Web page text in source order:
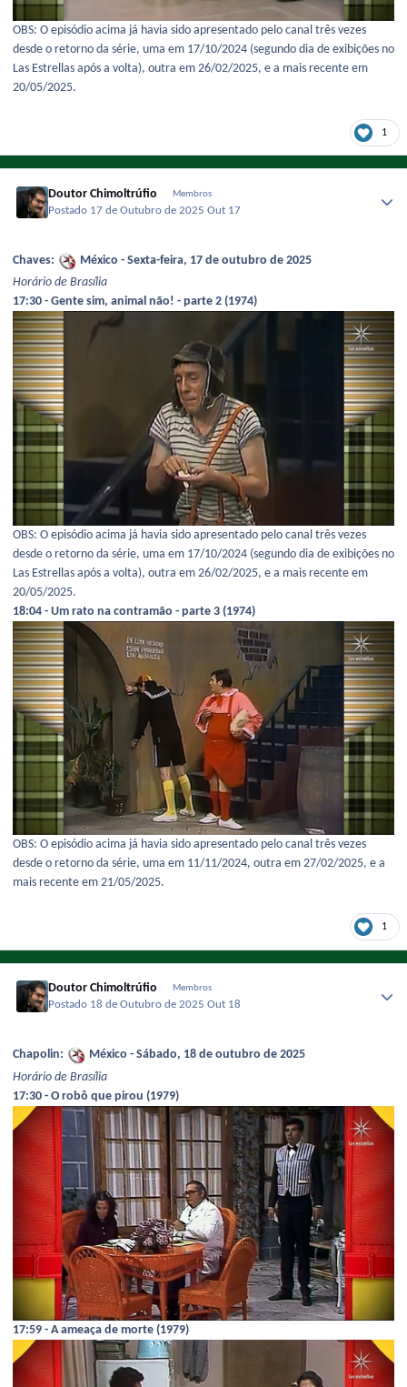
OBS: O episódio acima já havia sido apresentado pelo canal três vezes
desde o retorno da série, uma em 17/10/2024 (segundo dia de exibições no
Las Estrellas após a volta), outra em 26/02/2025, e a mais recente em
20/05/2025.
1
Doutor Chimoltrúfio Membros
Postado 17 de Outubro de 2025Out 17
Chaves:
México - Sexta-feira, 17 de outubro de 2025
Horário de Brasília
17:30 - Gente sim, animal não! - parte 2 (1974)
OBS: O episódio acima já havia sido apresentado pelo canal três vezes
desde o retorno da série, uma em 17/10/2024 (segundo dia de exibições no
Las Estrellas após a volta), outra em 26/02/2025, e a mais recente em
20/05/2025.
18:04 - Um rato na contramão - parte 3 (1974)
OBS: O episódio acima já havia sido apresentado pelo canal três vezes
desde o retorno da série, uma em 11/11/2024, outra em 27/02/2025, e a
mais recente em 21/05/2025.
1
Doutor Chimoltrúfio Membros
Postado 18 de Outubro de 2025Out 18
Chapolin:
México - Sábado, 18 de outubro de 2025
Horário de Brasília
17:30 - O robô que pirou (1979)
17:59 - A ameaça de morte (1979)